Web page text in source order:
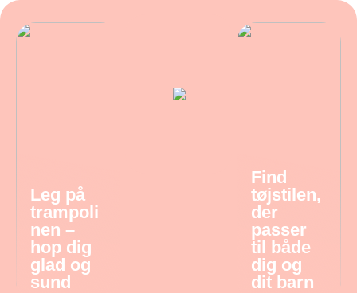
Leg på
trampoli
nen –
hop dig
glad og
sund
Find
tøjstilen,
der
passer
til både
dig og
dit barn